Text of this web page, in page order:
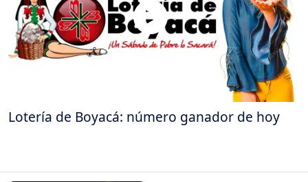
Lotería de Boyacá: número ganador de hoy